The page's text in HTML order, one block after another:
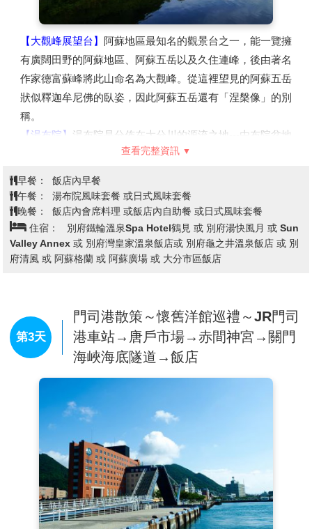
【大觀峰展望台】 阿蘇地區最知名的觀景台之一，能一覽擁
有廣闊田野的阿蘇地區、阿蘇五岳以及久住連峰，後由著名
作家德富蘇峰將此山命名為大觀峰。從這裡望見的阿蘇五岳
狀似釋迦牟尼佛的臥姿，因此阿蘇五岳還有「涅槃像」的別
稱。
【湯布院】
湯布院是分佈在大分川的源流之地---由布院盆地
中心的鄉鎮，盆地北側有知名的稱爲豐後富士的由布嶽。自
古以來，老式旅店與別致的洋式私人旅館、有個性的美術館
與小型展覽室、高級酒樓與茶室相處並存，構成一種優雅的
氣氛。
【金麟湖】由溫泉匯流而成的金鱗湖，即使是嚴冬季節，湖
水也熱氣騰騰，是盆地中晨霧的來源。這一帶充滿情趣的風
景，深深地迷戀了與謝野晶子和北原白秋等著名人士，是湯
八大地獄中佔地最大，1200年前因富含硫酸的泉水湧出，
呈現海洋一般湛藍的景象而得名。
※備註：如遇別府海地獄定休無法前往時，則改走【明礬地
查看完整資訊
早餐：
飯店內早餐
午餐：
湯布院風味套餐 或日式風味套餐
晚餐：
飯店內會席料理 或飯店內自助餐 或日式風味套餐
住宿：
別府鐵輪溫泉Spa Hotel鶴見 或 別府湯快風月 或 Sun
Valley Annex 或 別府灣皇家溫泉飯店或 別府龜之井溫泉飯店 或 別
府清風 或 阿蘇格蘭 或 阿蘇廣場 或 大分市區飯店
第3天
門司港散策～懷舊洋館巡禮～JR門司
港車站→唐戶市場→赤間神宮→關門
海峽海底隧道→飯店